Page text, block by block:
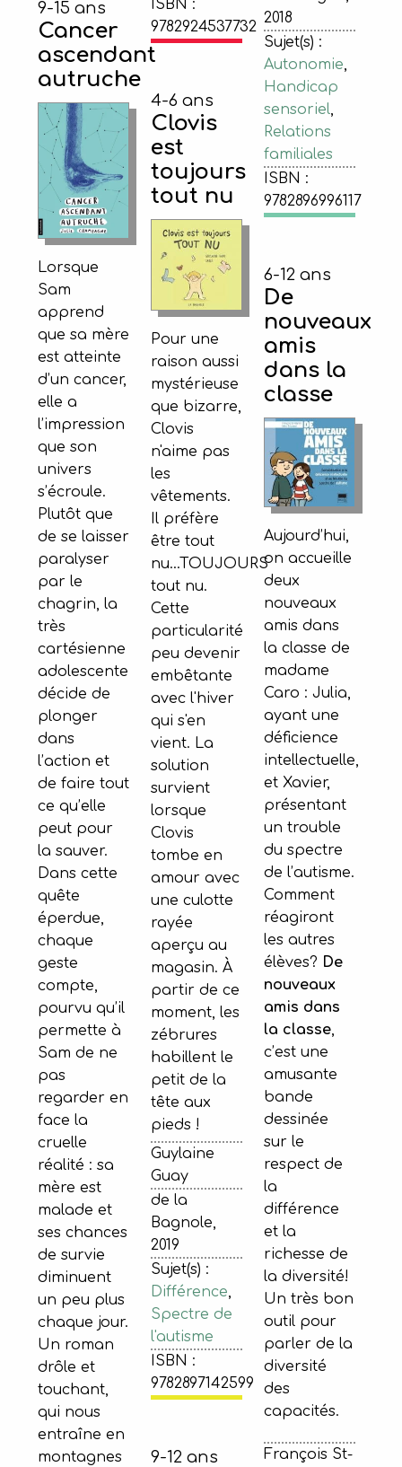
ISBN :
9782924537732
2018
Sujet(s) :
Autonomie,
Handicap
sensoriel,
Relations
familiales
ISBN :
9782896996117
9-15 ans
Cancer
ascendant
autruche
Lorsque
Sam
apprend
que sa mère
est atteinte
d’un cancer,
elle a
l’impression
que son
univers
s’écroule.
Plutôt que
de se laisser
paralyser
par le
chagrin, la
très
cartésienne
adolescente
décide de
plonger
dans
l’action et
de faire tout
ce qu’elle
peut pour
la sauver.
Dans cette
quête
éperdue,
chaque
geste
compte,
pourvu qu’il
permette à
Sam de ne
pas
regarder en
face la
cruelle
réalité : sa
mère est
malade et
ses chances
de survie
diminuent
un peu plus
chaque jour.
Un roman
drôle et
touchant,
qui nous
entraîne en
montagnes
4-6 ans
Clovis
est
toujours
tout nu
Pour une
raison aussi
mystérieuse
que bizarre,
Clovis
n'aime pas
les
vêtements.
Il préfère
être tout
nu...TOUJOURS
tout nu.
Cette
particularité
peu devenir
embêtante
avec l'hiver
qui s'en
vient. La
solution
survient
lorsque
Clovis
tombe en
amour avec
une culotte
rayée
aperçu au
magasin. À
partir de ce
moment, les
zébrures
habillent le
petit de la
tête aux
pieds !
Guylaine
Guay
de la
Bagnole,
2019
Sujet(s) :
Différence,
Spectre de
l'autisme
ISBN :
9782897142599
6-12 ans
De
nouveaux
amis
dans la
classe
Aujourd’hui,
on accueille
deux
nouveaux
amis dans
la classe de
madame
Caro : Julia,
ayant une
déficience
intellectuelle,
et Xavier,
présentant
un trouble
du spectre
de l’autisme.
Comment
réagiront
les autres
élèves? De
nouveaux
amis dans
la classe,
c’est une
amusante
bande
dessinée
sur le
respect de
la
différence
et la
richesse de
la diversité!
Un très bon
outil pour
parler de la
diversité
des
capacités.
François St-
9-12 ans